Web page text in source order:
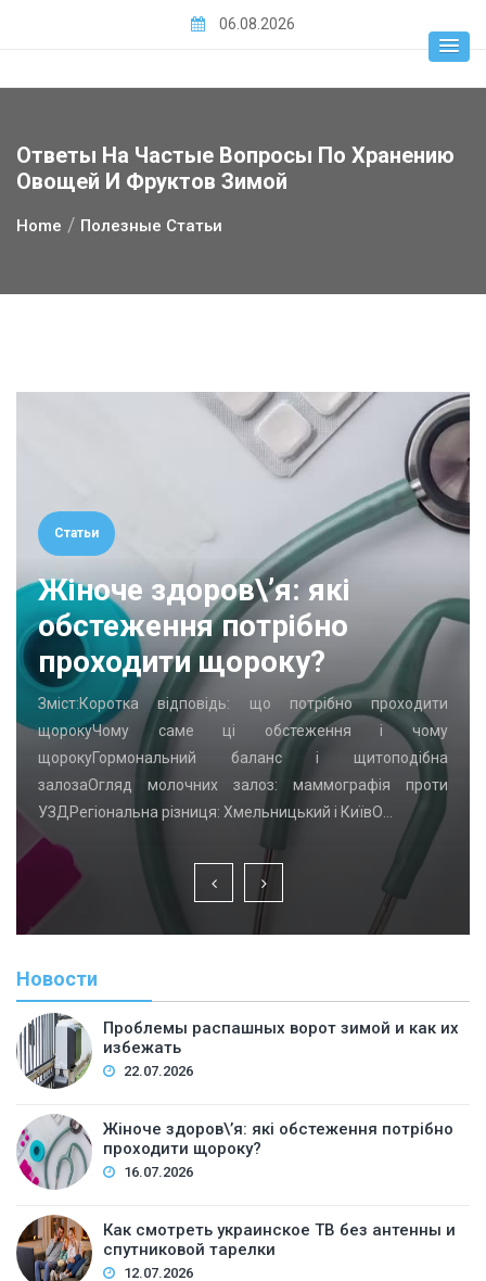
06.08.2026
Ответы На Частые Вопросы По Хранению
Овощей И Фруктов Зимой
Home Полезные Статьи
Статьи
Жіноче здоров\’я: які
обстеження потрібно
проходити щороку?
Зміст:Коротка відповідь: що потрібно проходити
щорокуЧому саме ці обстеження і чому
щорокуГормональний баланс і щитоподібна
залозаОгляд молочних залоз: маммографія проти
УЗДРегіональна різниця: Хмельницький і КиївО…
Новости
Проблемы распашных ворот зимой и как их
избежать
22.07.2026
Жіноче здоров\’я: які обстеження потрібно
проходити щороку?
16.07.2026
Как смотреть украинское ТВ без антенны и
спутниковой тарелки
12.07.2026